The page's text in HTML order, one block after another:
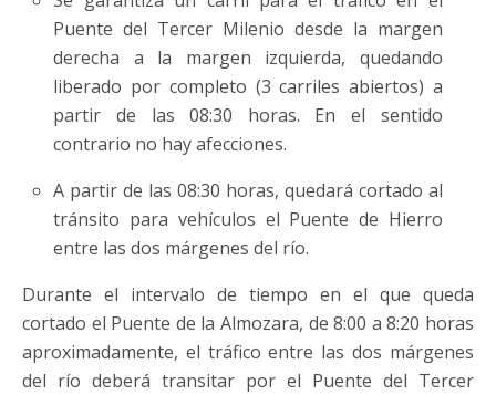
Puente del Tercer Milenio desde la margen
derecha a la margen izquierda, quedando
liberado por completo (3 carriles abiertos) a
partir de las 08:30 horas. En el sentido
contrario no hay afecciones.
A partir de las 08:30 horas, quedará cortado al
tránsito para vehículos el Puente de Hierro
entre las dos márgenes del río.
Durante el intervalo de tiempo en el que queda
cortado el Puente de la Almozara, de 8:00 a 8:20 horas
aproximadamente, el tráfico entre las dos márgenes
del río deberá transitar por el Puente del Tercer